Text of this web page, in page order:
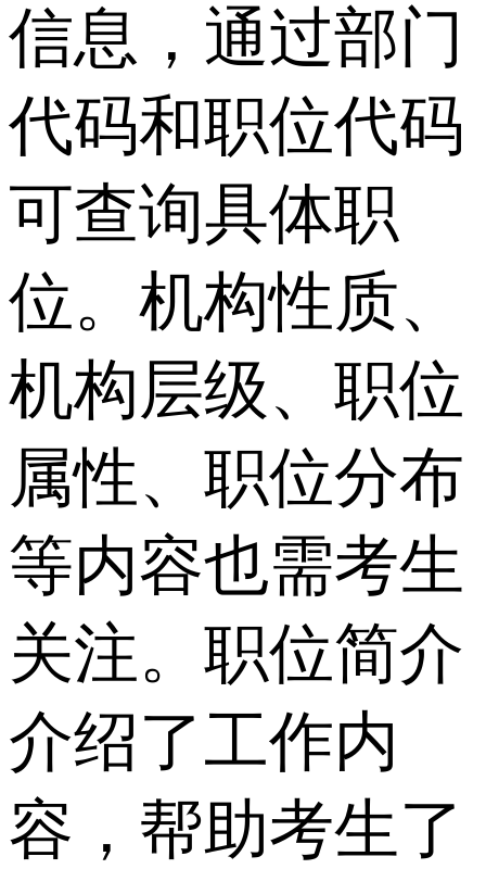
信息，通过部门
代码和职位代码
可查询具体职
位。机构性质、
机构层级、职位
属性、职位分布
等内容也需考生
关注。职位简介
介绍了工作内
容，帮助考生了